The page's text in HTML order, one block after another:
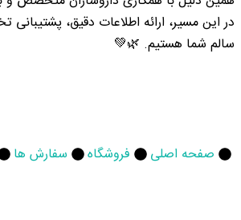
در این مسیر، ارائه اطلاعات دقیق،
سالم شما هستیم. 🌿💚
صفحه اصلی فروشگاه سفارش ها